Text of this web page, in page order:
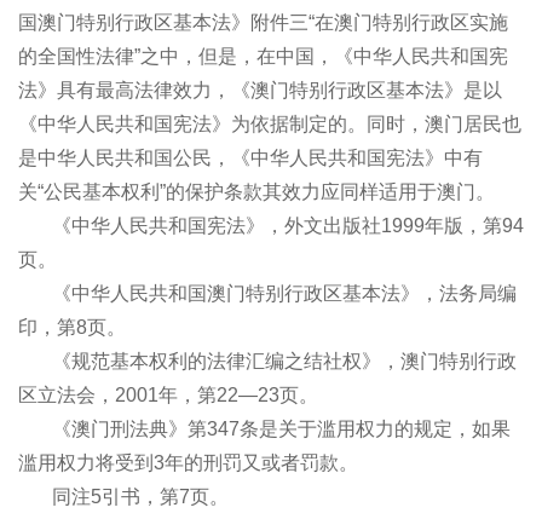
国澳门特别行政区基本法》附件三“在澳门特别行政区实施
的全国性法律”之中，但是，在中国，《中华人民共和国宪
法》具有最高法律效力，《澳门特别行政区基本法》是以
《中华人民共和国宪法》为依据制定的。同时，澳门居民也
是中华人民共和国公民，《中华人民共和国宪法》中有
关“公民基本权利”的保护条款其效力应同样适用于澳门。
《中华人民共和国宪法》，外文出版社1999年版，第94
页。
《中华人民共和国澳门特别行政区基本法》，法务局编
印，第8页。
《规范基本权利的法律汇编之结社权》，澳门特别行政
区立法会，2001年，第22―23页。
《澳门刑法典》第347条是关于滥用权力的规定，如果
滥用权力将受到3年的刑罚又或者罚款。
同注5引书，第7页。